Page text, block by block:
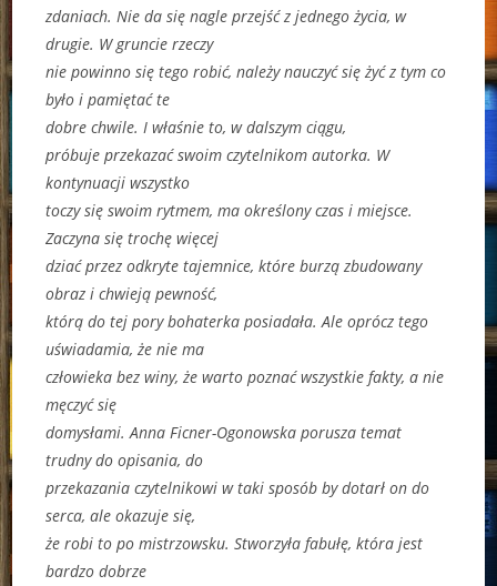
zdaniach. Nie da się nagle przejść z jednego życia, w
drugie. W gruncie rzeczy
nie powinno się tego robić, należy nauczyć się żyć z tym co
było i pamiętać te
dobre chwile. I właśnie to, w dalszym ciągu,
próbuje przekazać swoim czytelnikom autorka. W
kontynuacji wszystko
toczy się swoim rytmem, ma określony czas i miejsce.
Zaczyna się trochę więcej
dziać przez odkryte tajemnice, które burzą zbudowany
obraz i chwieją pewność,
którą do tej pory bohaterka posiadała. Ale oprócz tego
uświadamia, że nie ma
człowieka bez winy, że warto poznać wszystkie fakty, a nie
męczyć się
domysłami. Anna Ficner-Ogonowska porusza temat
trudny do opisania, do
przekazania czytelnikowi w taki sposób by dotarł on do
serca, ale okazuje się,
że robi to po mistrzowsku. Stworzyła fabułę, która jest
bardzo dobrze